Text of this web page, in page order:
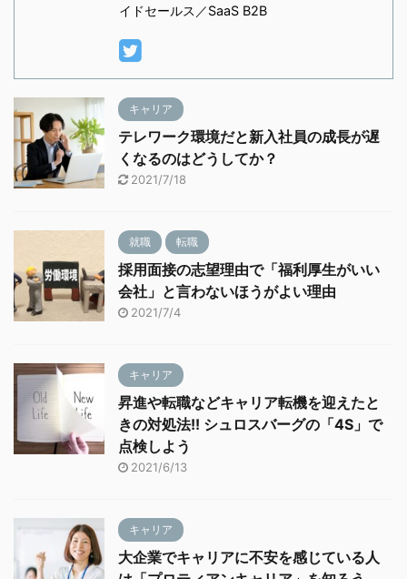
イドセールス／SaaS B2B
キャリア
テレワーク環境だと新入社員の成長が遅
くなるのはどうしてか？
2021/7/18
就職 転職
採用面接の志望理由で「福利厚生がいい
会社」と言わないほうがよい理由
2021/7/4
キャリア
昇進や転職などキャリア転機を迎えたと
きの対処法!! シュロスバーグの「4S」で
点検しよう
2021/6/13
キャリア
大企業でキャリアに不安を感じている人